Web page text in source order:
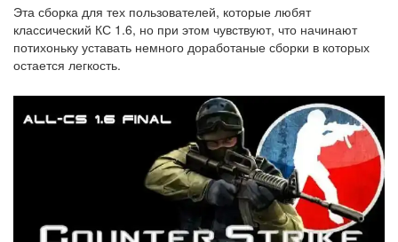
Эта сборка для тех пользователей, которые любят
классический КС 1.6, но при этом чувствуют, что начинают
потихоньку уставать немного доработаные сборки в которых
остается легкость.